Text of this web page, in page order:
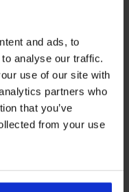
and ads, to
analyse our traffic.
use of our site with
partners who
that you’ve
from your use
DIVA by IVA
€(80,17 лв.)